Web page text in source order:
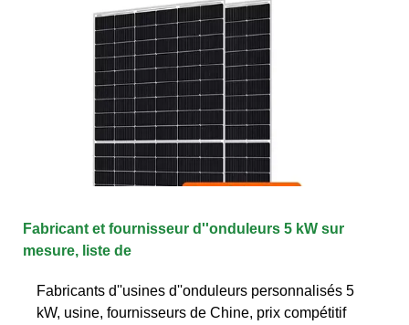
Fabricant et fournisseur d''onduleurs 5 kW sur
mesure, liste de
Fabricants d''usines d''onduleurs personnalisés 5
kW, usine, fournisseurs de Chine, prix compétitif